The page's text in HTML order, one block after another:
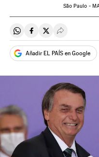
São Paulo -
Compartir en Whatsapp
Compartir en
Compartir en
Desplegar
Añadir EL PAÍS en Google